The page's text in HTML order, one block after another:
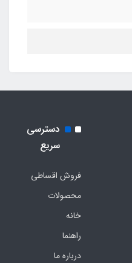
دسترسی
سریع
فروش اقساطی
محصولات
خانه
راهنما
درباره ما